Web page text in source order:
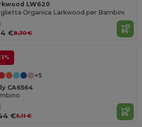
LW620
Organica Larkwood per Bambini
€8,30 €
+5
CA6564
€5,11 €